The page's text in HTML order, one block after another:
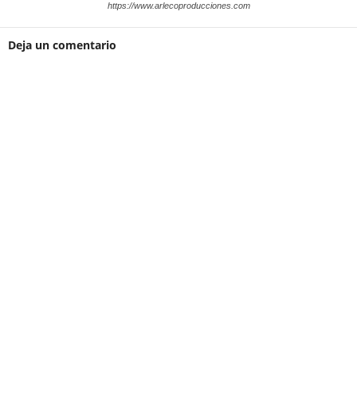
https://www.arlecoproducciones.com
Deja un comentario